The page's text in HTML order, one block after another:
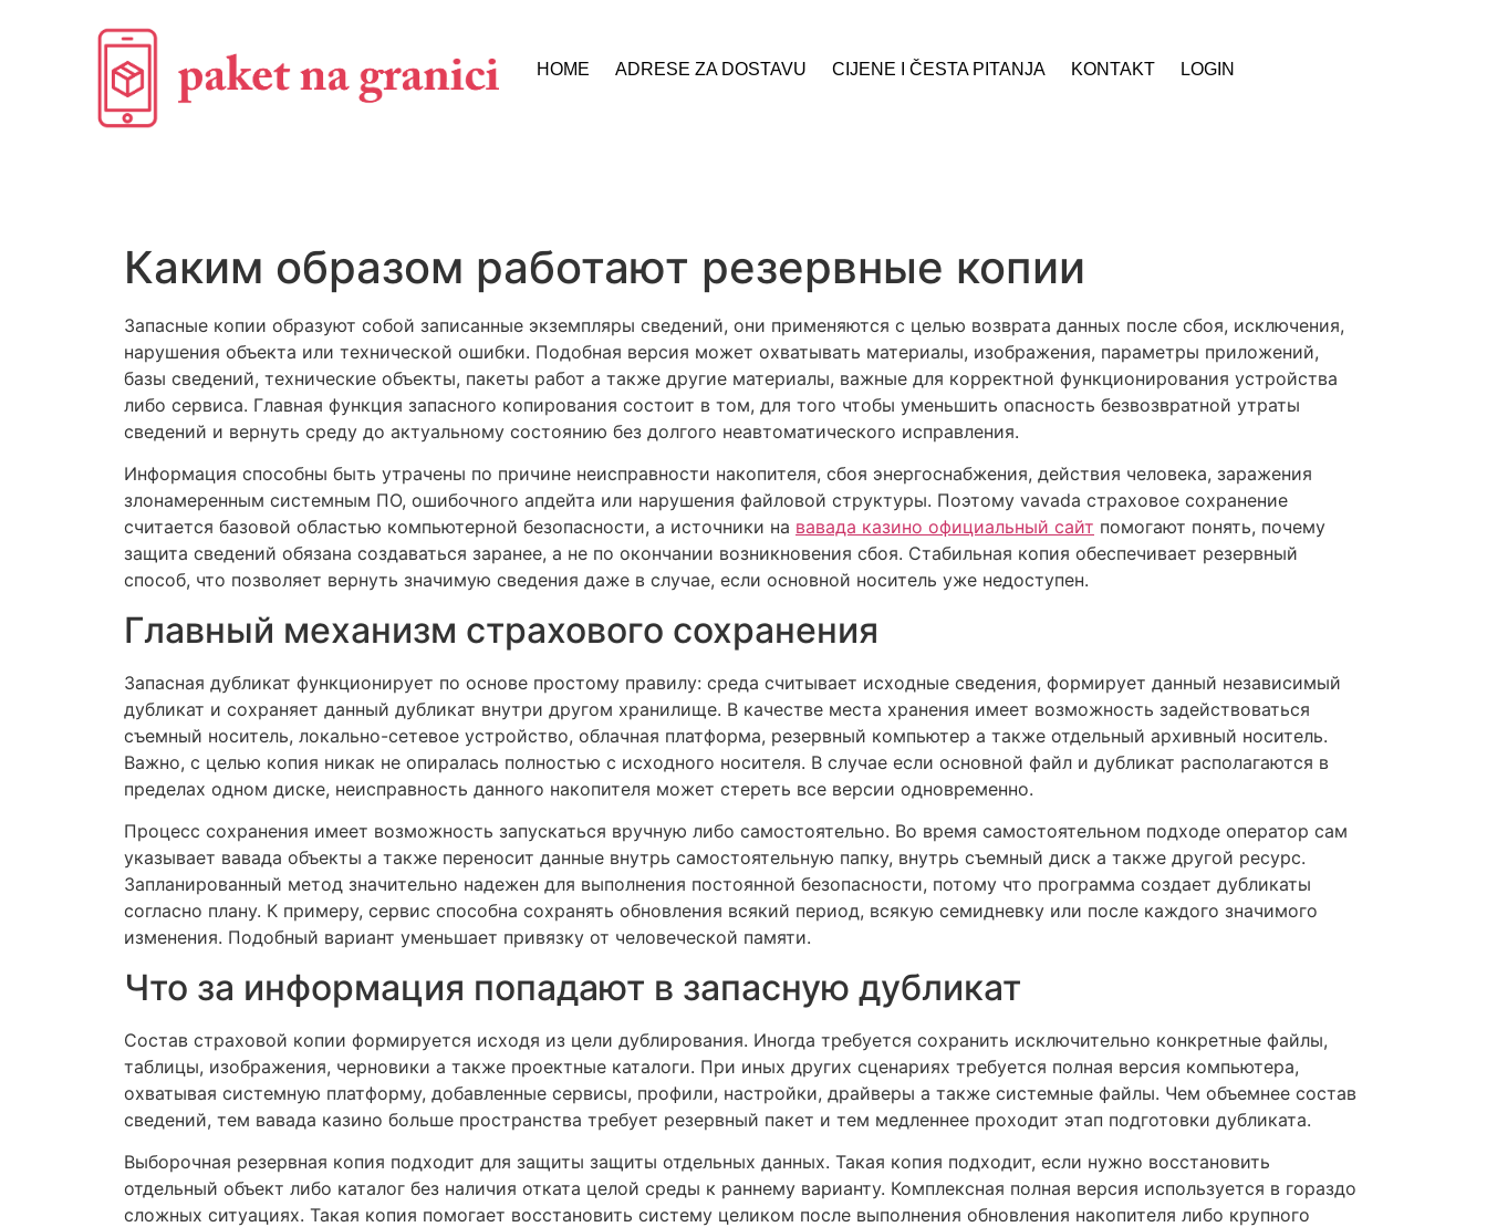
HOME ADRESE ZA DOSTAVU CIJENE I ČESTA PITANJA KONTAKT LOGIN
Каким образом работают резервные копии
Запасные копии образуют собой записанные экземпляры сведений, они применяются с целью возврата данных после сбоя, исключения,
нарушения объекта или технической ошибки. Подобная версия может охватывать материалы, изображения, параметры приложений,
базы сведений, технические объекты, пакеты работ а также другие материалы, важные для корректной функционирования устройства
либо сервиса. Главная функция запасного копирования состоит в том, для того чтобы уменьшить опасность безвозвратной утраты
сведений и вернуть среду до актуальному состоянию без долгого неавтоматического исправления.
Информация способны быть утрачены по причине неисправности накопителя, сбоя энергоснабжения, действия человека, заражения
злонамеренным системным ПО, ошибочного апдейта или нарушения файловой структуры. Поэтому vavada страховое сохранение
считается базовой областью компьютерной безопасности, а источники на вавада казино официальный сайт помогают понять, почему
защита сведений обязана создаваться заранее, а не по окончании возникновения сбоя. Стабильная копия обеспечивает резервный
способ, что позволяет вернуть значимую сведения даже в случае, если основной носитель уже недоступен.
Главный механизм страхового сохранения
Запасная дубликат функционирует по основе простому правилу: среда считывает исходные сведения, формирует данный независимый
дубликат и сохраняет данный дубликат внутри другом хранилище. В качестве места хранения имеет возможность задействоваться
съемный носитель, локально-сетевое устройство, облачная платформа, резервный компьютер а также отдельный архивный носитель.
Важно, с целью копия никак не опиралась полностью с исходного носителя. В случае если основной файл и дубликат располагаются в
пределах одном диске, неисправность данного накопителя может стереть все версии одновременно.
Процесс сохранения имеет возможность запускаться вручную либо самостоятельно. Во время самостоятельном подходе оператор сам
указывает вавада объекты а также переносит данные внутрь самостоятельную папку, внутрь съемный диск а также другой ресурс.
Запланированный метод значительно надежен для выполнения постоянной безопасности, потому что программа создает дубликаты
согласно плану. К примеру, сервис способна сохранять обновления всякий период, всякую семидневку или после каждого значимого
изменения. Подобный вариант уменьшает привязку от человеческой памяти.
Что за информация попадают в запасную дубликат
Состав страховой копии формируется исходя из цели дублирования. Иногда требуется сохранить исключительно конкретные файлы,
таблицы, изображения, черновики а также проектные каталоги. При иных других сценариях требуется полная версия компьютера,
охватывая системную платформу, добавленные сервисы, профили, настройки, драйверы а также системные файлы. Чем объемнее состав
сведений, тем вавада казино больше пространства требует резервный пакет и тем медленнее проходит этап подготовки дубликата.
Выборочная резервная копия подходит для защиты защиты отдельных данных. Такая копия подходит, если нужно восстановить
отдельный объект либо каталог без наличия отката целой среды к раннему варианту. Комплексная полная версия используется в гораздо
сложных ситуациях. Такая копия помогает восстановить систему целиком после выполнения обновления накопителя либо крупного